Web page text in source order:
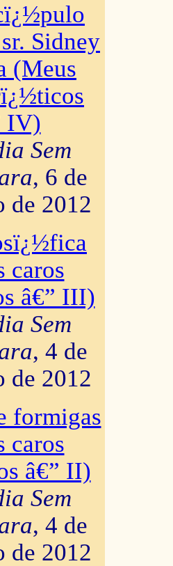
Sidney
(Meus
IV)
Sem
, 6 de
de 2012
caros
â€” III)
Sem
, 4 de
de 2012
formigas
caros
â€” II)
Sem
, 4 de
de 2012